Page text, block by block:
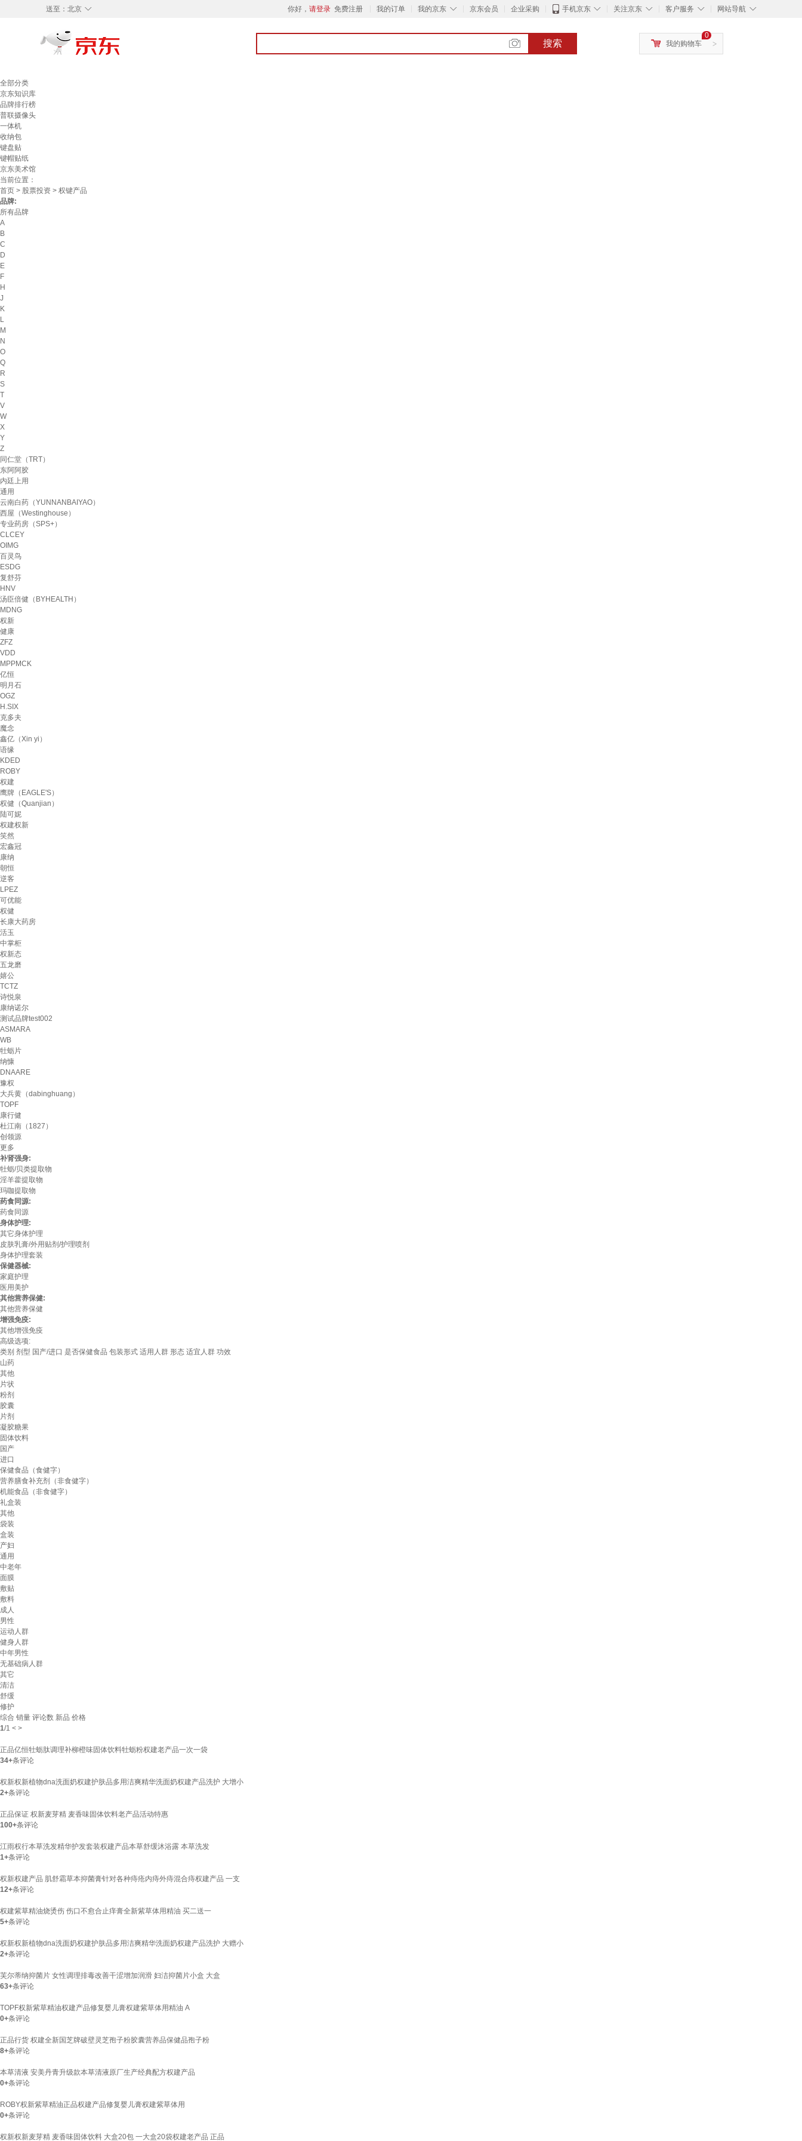
◇
送至： 北京 你好， 请登录 免费注册 我的订单 ◇
我的京东 京东会员 企业采购 ◇
手机京东 ◇
关注京东 ◇
客户服务 ◇
网站导航
搜索 >
0
我的购物车
全部分类
京东知识库
品牌排行榜
普联摄像头
一体机
收纳包
键盘贴
键帽贴纸
京东美术馆
当前位置：
首页 > 股票投资 > 权键产品
品牌:
所有品牌
A
B
C
D
E
F
H
J
K
L
M
N
O
Q
R
S
T
V
W
X
Y
Z
同仁堂（TRT）
东阿阿胶
内廷上用
通用
云南白药（YUNNANBAIYAO）
西屋（Westinghouse）
专业药房（SPS+）
CLCEY
OIMG
百灵鸟
ESDG
复舒芬
HNV
汤臣倍健（BYHEALTH）
MDNG
权新
健康
ZFZ
VDD
MPPMCK
亿恒
明月石
OGZ
H.SIX
克多夫
魔念
鑫亿（Xin yi）
语缘
KDED
ROBY
权建
鹰牌（EAGLE'S）
权健（Quanjian）
陆可妮
权建权新
笑然
宏鑫冠
康纳
朝恒
逆客
LPEZ
可优能
权健
长康大药房
活玉
中掌柜
权新态
五龙磨
嬉公
TCTZ
诗悦泉
康纳诺尔
测试品牌test002
ASMARA
WB
牡蛎片
纳慷
DNAARE
豫权
大兵黄（dabinghuang）
TOPF
康行健
杜江南（1827）
创领源
更多
补肾强身:
牡蛎/贝类提取物
淫羊藿提取物
玛咖提取物
药食同源:
药食同源
身体护理:
其它身体护理
皮肤乳膏/外用贴剂/护理喷剂
身体护理套装
保健器械:
家庭护理
医用美护
其他营养保健:
其他营养保健
增强免疫:
其他增强免疫
高级选项:
类别 剂型 国产/进口 是否保健食品 包装形式 适用人群 形态 适宜人群 功效
山药
其他
片状
粉剂
胶囊
片剂
凝胶糖果
固体饮料
国产
进口
保健食品（食健字）
营养膳食补充剂（非食健字）
机能食品（非食健字）
礼盒装
其他
袋装
盒装
产妇
通用
中老年
面膜
敷贴
敷料
成人
男性
运动人群
健身人群
中年男性
无基础病人群
其它
清洁
舒缓
修护
综合 销量 评论数 新品 价格
1/1 < >
正品亿恒牡蛎肽调理补柳橙味固体饮料牡蛎粉权建老产品一次一袋
34+条评论
权新权新植物dna洗面奶权建护肤品多用洁爽精华洗面奶权建产品洗护 大增小
2+条评论
正品保证 权新麦芽精 麦香味固体饮料老产品活动特惠
100+条评论
江雨权行本草洗发精华护发套装权建产品本草舒缓沐浴露 本草洗发
1+条评论
权新权建产品 肌舒霜草本抑菌膏针对各种痔疮内痔外痔混合痔权建产品 一支
12+条评论
权建紫草精油烧烫伤 伤口不愈合止痒膏全新紫草体用精油 买二送一
5+条评论
权新权新植物dna洗面奶权建护肤品多用洁爽精华洗面奶权建产品洗护 大赠小
2+条评论
芙尔蒂纳抑菌片 女性调理排毒改善干涩增加润滑 妇洁抑菌片小盒 大盒
63+条评论
TOPF权新紫草精油权建产品修复婴儿膏权建紫草体用精油 A
0+条评论
正品行货 权建全新国芝牌破壁灵芝孢子粉胶囊营养品保健品孢子粉
8+条评论
本草清液 安美丹青升级款本草清液原厂生产经典配方权建产品
0+条评论
ROBY权新紫草精油正品权建产品修复婴儿膏权建紫草体用
0+条评论
权新权新麦芽精 麦香味固体饮料 大盒20包 一大盒20袋权建老产品 正品